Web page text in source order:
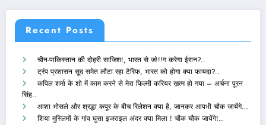
Recent Posts
चीन-पाकिस्तान की दोहरी साजिश!, भारत से जं!!!ग करेगा ईरान?..
ट्रंप प्रशासन सूद समेत लौटा रहा टैरिफ, भारत को होगा क्या फायदा?..
कपिल शर्मा के शो में काम करने से मेरा फिल्मी करियर ख़त्म हो गया – अर्चना पूरन
सिंह..
आशा भोसले और श्रद्धा कपूर के बीच रिलेशन क्या है, जानकर आपभी चौक जायेंगे…
शिया मुस्लिमों के गांव घुसा इजराइल अंदर क्या मिला ! चौंक चौक जायेंगे!..